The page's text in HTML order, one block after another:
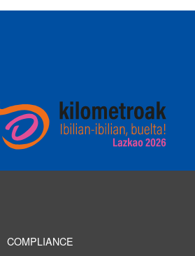
COMPLIANCE